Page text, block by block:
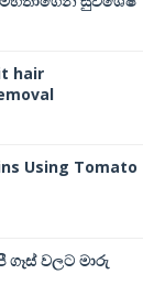
hair
Using Tomato
වලට මාරු